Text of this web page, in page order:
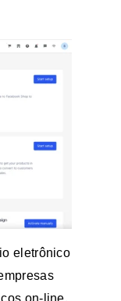
eletrônico
on-line.